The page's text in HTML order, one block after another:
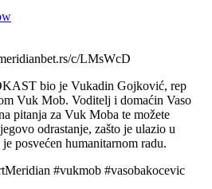
c/LMsWcD
bio je Vukadin Gojković, rep
Vuk Mob. Voditelj i domaćin Vaso
pitanja za Vuk Moba te možete
odrastanje, zašto je ulazio u
posvećen humanitarnom radu.
#vukmob #vasobakocevic